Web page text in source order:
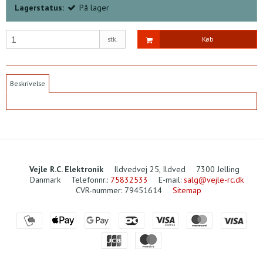
Lagerstatus: På lager
stk. Køb
Beskrivelse
Vejle R.C. Elektronik Ildvedvej 25, Ildved
7300 Jelling
Danmark
Telefonnr.: 75832533 E-mail: salg@vejle-rc.dk
CVR-nummer: 79451614 Sitemap